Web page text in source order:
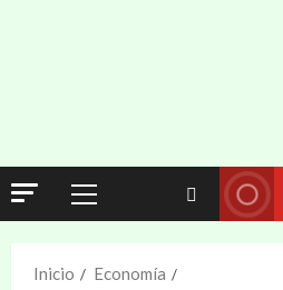
Inicio
Economía